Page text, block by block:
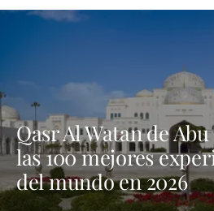
Qasr Al Watan de
las 100 mejores
del mundo en 2026